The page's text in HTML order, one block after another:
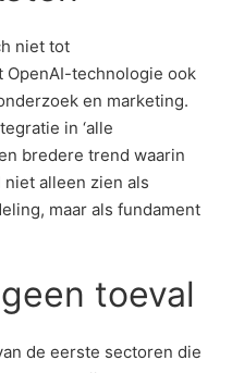
niet tot
OpenAI-technologie ook
en marketing.
in ‘alle
bredere trend waarin
alleen zien als
maar als fundament
toeval
de eerste sectoren die